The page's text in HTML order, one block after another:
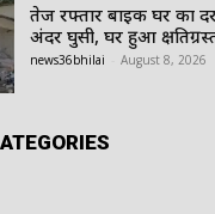
तेज रफ्तार बाइक घर का
अंदर घुसी, घर हुआ
news36bhilai August 8, 2026